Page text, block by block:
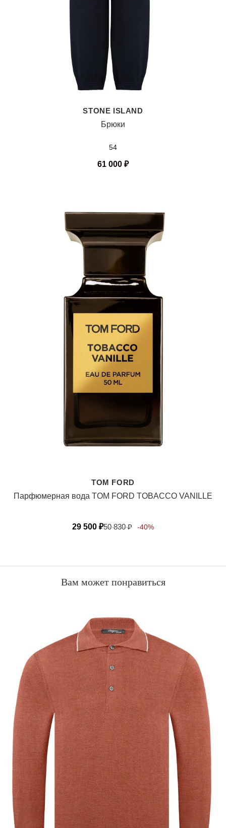
STONE ISLAND
Брюки
54
61 000 ₽
TOM FORD
Парфюмерная вода TOM FORD TOBACCO VANILLE
29 500 ₽50 830₽ -40%
Вам может понравиться